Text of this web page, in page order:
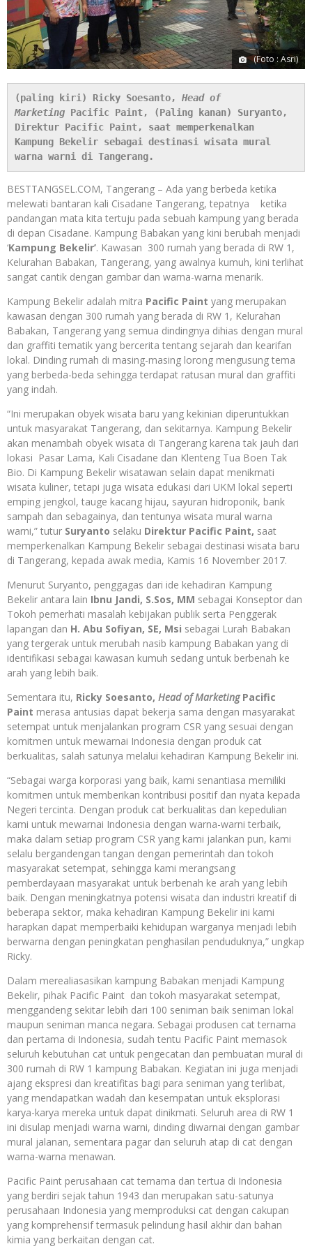
(Foto : Asri)
(paling kiri) Ricky Soesanto, Head of
Marketing Pacific Paint, (Paling kanan) Suryanto,
Direktur Pacific Paint, saat memperkenalkan
Kampung Bekelir sebagai destinasi wisata mural
warna warni di Tangerang.
BESTTANGSEL.COM, Tangerang – Ada yang berbeda ketika
melewati bantaran kali Cisadane Tangerang, tepatnya ketika
pandangan mata kita tertuju pada sebuah kampung yang berada
di depan Cisadane. Kampung Babakan yang kini berubah menjadi
‘Kampung Bekelir’. Kawasan 300 rumah yang berada di RW 1,
Kelurahan Babakan, Tangerang, yang awalnya kumuh, kini terlihat
sangat cantik dengan gambar dan warna-warna menarik.
Kampung Bekelir adalah mitra Pacific Paint yang merupakan
kawasan dengan 300 rumah yang berada di RW 1, Kelurahan
Babakan, Tangerang yang semua dindingnya dihias dengan mural
dan graffiti tematik yang bercerita tentang sejarah dan kearifan
lokal. Dinding rumah di masing-masing lorong mengusung tema
yang berbeda-beda sehingga terdapat ratusan mural dan graffiti
yang indah.
“Ini merupakan obyek wisata baru yang kekinian diperuntukkan
untuk masyarakat Tangerang, dan sekitarnya. Kampung Bekelir
akan menambah obyek wisata di Tangerang karena tak jauh dari
lokasi Pasar Lama, Kali Cisadane dan Klenteng Tua Boen Tak
Bio. Di Kampung Bekelir wisatawan selain dapat menikmati
wisata kuliner, tetapi juga wisata edukasi dari UKM lokal seperti
emping jengkol, tauge kacang hijau, sayuran hidroponik, bank
sampah dan sebagainya, dan tentunya wisata mural warna
warni,” tutur Suryanto selaku Direktur Pacific Paint, saat
memperkenalkan Kampung Bekelir sebagai destinasi wisata baru
di Tangerang, kepada awak media, Kamis 16 November 2017.
Menurut Suryanto, penggagas dari ide kehadiran Kampung
Bekelir antara lain Ibnu Jandi, S.Sos, MM sebagai Konseptor dan
Tokoh pemerhati masalah kebijakan publik serta Penggerak
lapangan dan H. Abu Sofiyan, SE, Msi sebagai Lurah Babakan
yang tergerak untuk merubah nasib kampung Babakan yang di
identifikasi sebagai kawasan kumuh sedang untuk berbenah ke
arah yang lebih baik.
Sementara itu, Ricky Soesanto, Head of MarketingPacific
Paint merasa antusias dapat bekerja sama dengan masyarakat
setempat untuk menjalankan program CSR yang sesuai dengan
komitmen untuk mewarnai Indonesia dengan produk cat
berkualitas, salah satunya melalui kehadiran Kampung Bekelir ini.
“Sebagai warga korporasi yang baik, kami senantiasa memiliki
komitmen untuk memberikan kontribusi positif dan nyata kepada
Negeri tercinta. Dengan produk cat berkualitas dan kepedulian
kami untuk mewarnai Indonesia dengan warna-warni terbaik,
maka dalam setiap program CSR yang kami jalankan pun, kami
selalu bergandengan tangan dengan pemerintah dan tokoh
masyarakat setempat, sehingga kami merangsang
pemberdayaan masyarakat untuk berbenah ke arah yang lebih
baik. Dengan meningkatnya potensi wisata dan industri kreatif di
beberapa sektor, maka kehadiran Kampung Bekelir ini kami
harapkan dapat memperbaiki kehidupan warganya menjadi lebih
berwarna dengan peningkatan penghasilan penduduknya,” ungkap
Ricky.
Dalam merealiasasikan kampung Babakan menjadi Kampung
Bekelir, pihak Pacific Paint dan tokoh masyarakat setempat,
menggandeng sekitar lebih dari 100 seniman baik seniman lokal
maupun seniman manca negara. Sebagai produsen cat ternama
dan pertama di Indonesia, sudah tentu Pacific Paint memasok
seluruh kebutuhan cat untuk pengecatan dan pembuatan mural di
300 rumah di RW 1 kampung Babakan. Kegiatan ini juga menjadi
ajang ekspresi dan kreatifitas bagi para seniman yang terlibat,
yang mendapatkan wadah dan kesempatan untuk eksplorasi
karya-karya mereka untuk dapat dinikmati. Seluruh area di RW 1
ini disulap menjadi warna warni, dinding diwarnai dengan gambar
mural jalanan, sementara pagar dan seluruh atap di cat dengan
warna-warna menawan.
Pacific Paint perusahaan cat ternama dan tertua di Indonesia
yang berdiri sejak tahun 1943 dan merupakan satu-satunya
perusahaan Indonesia yang memproduksi cat dengan cakupan
yang komprehensif termasuk pelindung hasil akhir dan bahan
kimia yang berkaitan dengan cat.